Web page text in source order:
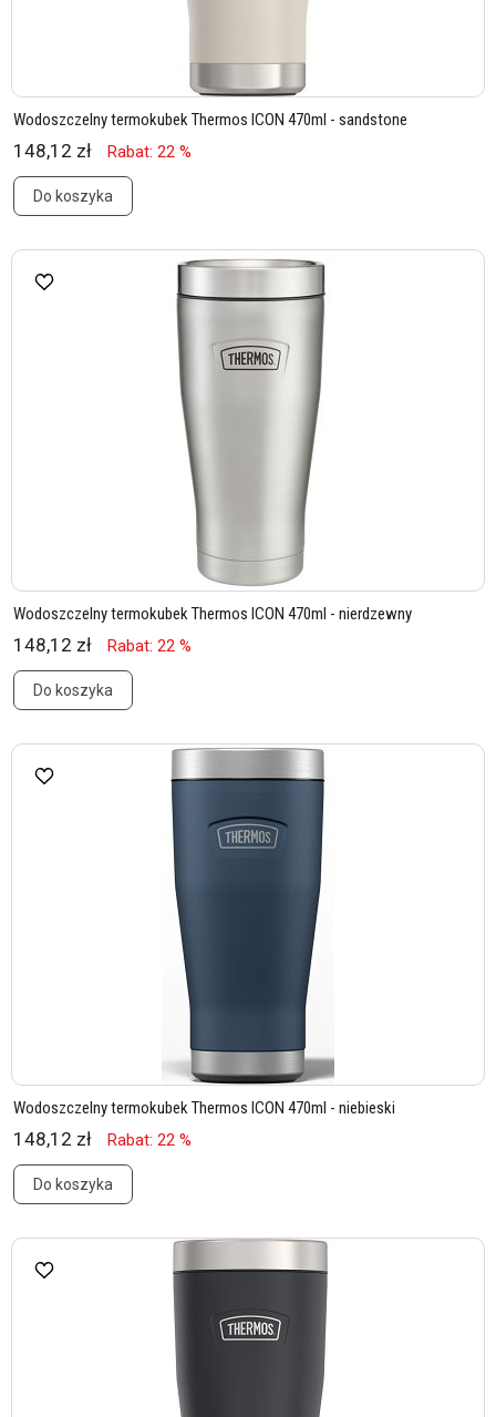
Wodoszczelny termokubek Thermos ICON 470ml - sandstone
148,12 zł Rabat: 22 %
Do koszyka
Wodoszczelny termokubek Thermos ICON 470ml - nierdzewny
148,12 zł Rabat: 22 %
Do koszyka
Wodoszczelny termokubek Thermos ICON 470ml - niebieski
148,12 zł Rabat: 22 %
Do koszyka